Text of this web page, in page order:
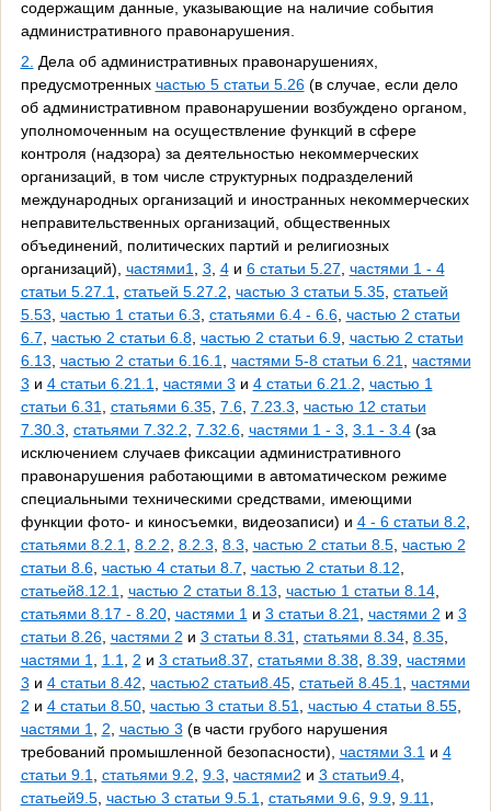
содержащим данные, указывающие на наличие события
административного правонарушения.
2.
Дела об административных правонарушениях,
предусмотренных частью 5 статьи 5.26(в случае, если дело
об административном правонарушении возбуждено органом,
уполномоченным на осуществление функций в сфере
контроля (надзора) за деятельностью некоммерческих
организаций, в том числе структурных подразделений
международных организаций и иностранных некоммерческих
неправительственных организаций, общественных
объединений, политических партий и религиозных
организаций), частями1 3 4и 6 статьи 5.27 частями 1 - 4
статьи 5.27.1
статьей 5.27.2 частью 3 статьи 5.35, статьей
5.53 частью 1 статьи 6.3 статьями 6.4 - 6.6, частью 2 статьи
6.7 частью 2 статьи 6.8, частью 2 статьи 6.9, частью 2 статьи
6.13 частью 2 статьи 6.16.1 частями 5-8 статьи 6.21
частями
3 и 4 статьи 6.21.1 частями 3 и 4 статьи 6.21.2 частью 1
статьи 6.31
статьями 6.35, 7.6, 7.23.3 частью 12 статьи
7.30.3 статьями 7.32.2 7.32.6, частями 1 - 3 3.1 - 3.4(за
исключением случаев фиксации административного
правонарушения работающими в автоматическом режиме
специальными техническими средствами, имеющими
функции фото- и киносъемки, видеозаписи) и 4 - 6 статьи 8.2
статьями 8.2.1
8.2.2 8.2.3 8.3 частью 2 статьи 8.5, частью 2
статьи 8.6, частью 4 статьи 8.7 частью 2 статьи 8.12
статьей8.12.1
частью 2 статьи 8.13 частью 1 статьи 8.14,
статьями 8.17 - 8.20, частями 1 и 3 статьи 8.21 частями 2 и 3
статьи 8.26, частями 2 и 3 статьи 8.31 статьями 8.34, 8.35,
частями 1
1.1 2 и 3 статьи8.37 статьями 8.38, 8.39, частями
3 и 4 статьи 8.42 частью2 статьи8.45, статьей 8.45.1
частями
2 и 4 статьи 8.50, частью 3 статьи 8.51 частью 4 статьи 8.55,
частями 1
2 частью 3 (в части грубого нарушения
требований промышленной безопасности), частями 3.1 и 4
статьи 9.1
статьями 9.2 9.3 частями2 и 3 статьи9.4,
статьей9.5, частью 3 статьи 9.5.1 статьями 9.6, 9.9, 9.11